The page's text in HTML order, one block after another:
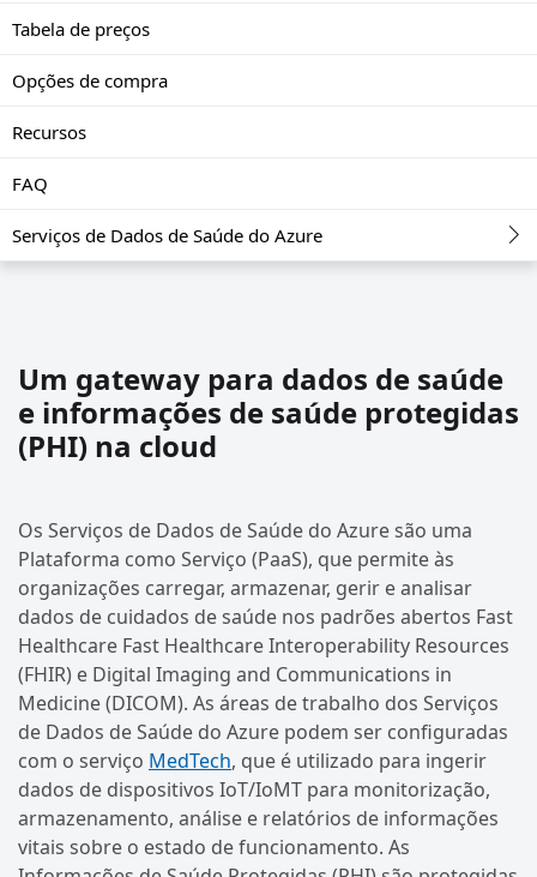
Tabela de preços
Opções de compra
Recursos
FAQ
Serviços de Dados de Saúde do Azure
Um gateway para dados de saúde
e informações de saúde protegidas
(PHI) na cloud
Os Serviços de Dados de Saúde do Azure são uma
Plataforma como Serviço (PaaS), que permite às
organizações carregar, armazenar, gerir e analisar
dados de cuidados de saúde nos padrões abertos Fast
Healthcare Fast Healthcare Interoperability Resources
(FHIR) e Digital Imaging and Communications in
Medicine (DICOM). As áreas de trabalho dos Serviços
de Dados de Saúde do Azure podem ser configuradas
com o serviço MedTech, que é utilizado para ingerir
dados de dispositivos IoT/IoMT para monitorização,
armazenamento, análise e relatórios de informações
vitais sobre o estado de funcionamento. As